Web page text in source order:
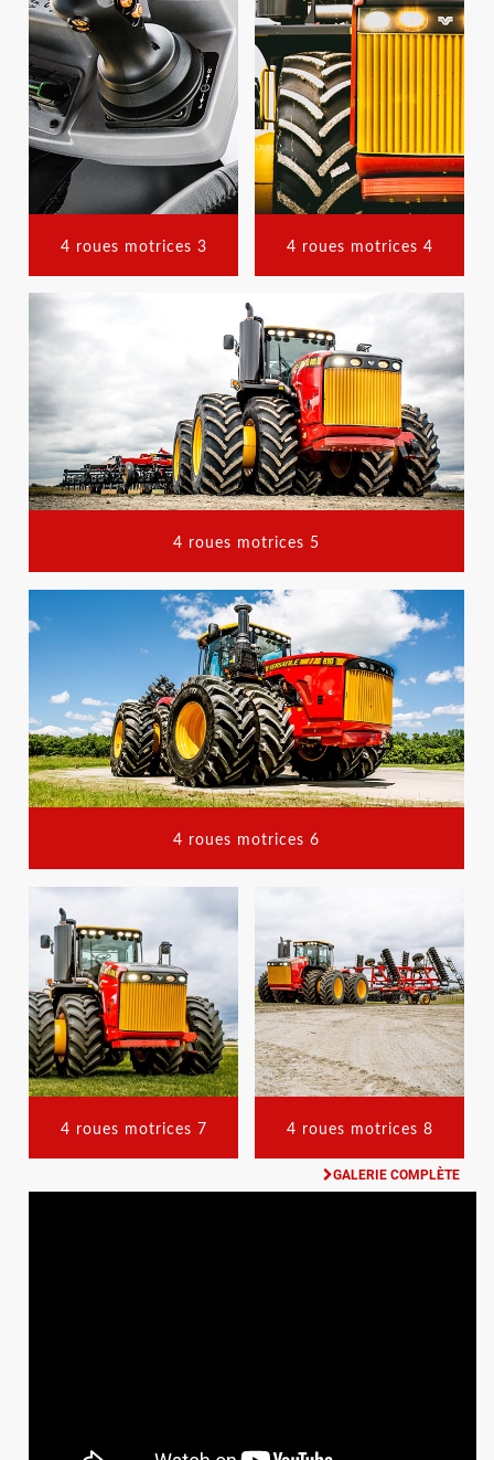
4 roues motrices 3 4 roues motrices 4
4 roues motrices 5
4 roues motrices 6
4 roues motrices 7 4 roues motrices 8
GALERIE COMPLÈTE